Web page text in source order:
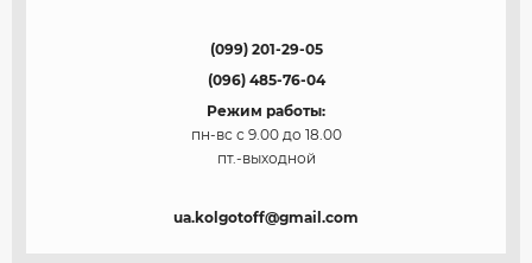
(099) 201-29-05
(096) 485-76-04
Режим работы:
пн-вс с 9.00 до 18.00
пт.-выходной
ua.kolgotoff@gmail.com